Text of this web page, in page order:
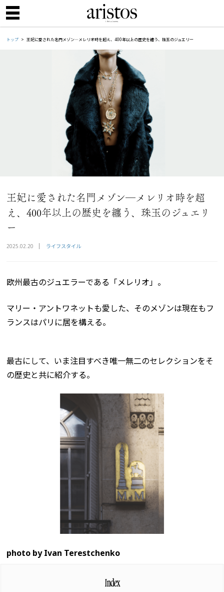
トップ 王妃に愛された名門メゾン―メレリオ時を超え、400年以上の歴史を纏う、珠玉のジュエリー
王妃に愛された名門メゾン―メレリオ時を超
え、400年以上の歴史を纏う、珠玉のジュエリ
ー
2025.02.20 ライフスタイル
欧州最古のジュエラーである「メレリオ」。
マリー・アントワネットも愛した、そのメゾンは現在もフ
ランスはパリに居を構える。
最古にして、いま注目すべき唯一無二のセレクションをそ
の歴史と共に紹介する。
photo by Ivan Terestchenko
Index